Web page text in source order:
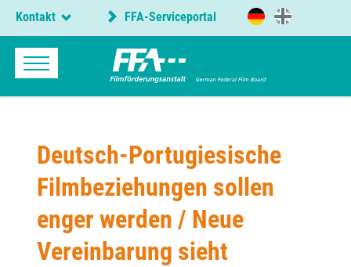
Kontakt FFA-Serviceportal
Deutsch-Portugiesische
Filmbeziehungen sollen
enger werden / Neue
Vereinbarung sieht